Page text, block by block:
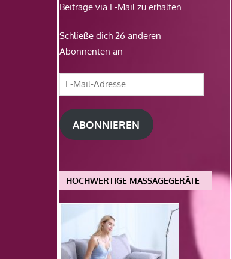
Beiträge via E-Mail zu erhalten.
Schließe dich 26 anderen
Abonnenten an
E-
Mail-
Adresse
ABONNIEREN
HOCHWERTIGE MASSAGEGERÄTE